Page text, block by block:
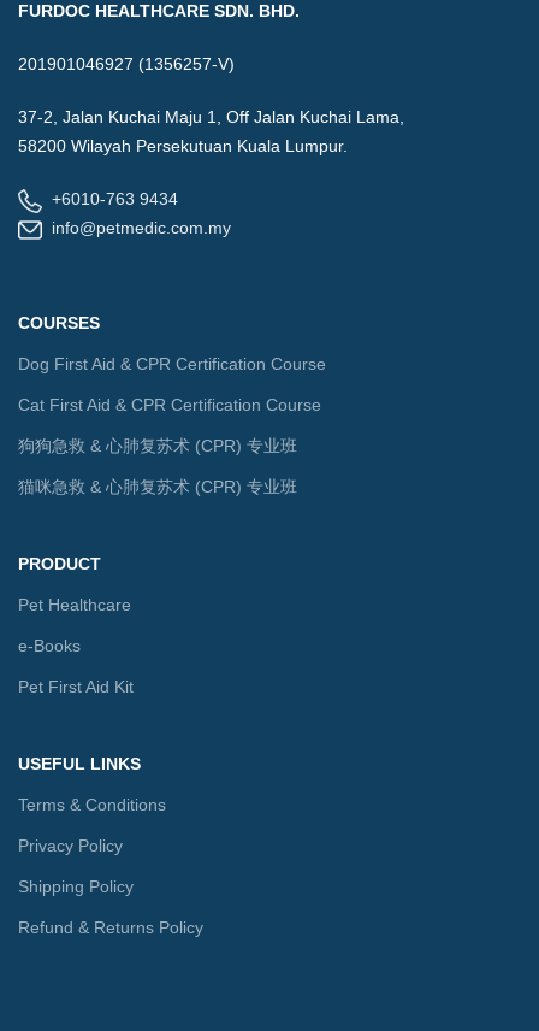
FURDOC HEALTHCARE SDN. BHD.
201901046927 (1356257-V)
37-2, Jalan Kuchai Maju 1, Off Jalan Kuchai Lama,
58200 Wilayah Persekutuan Kuala Lumpur.
+6010-763 9434
info@petmedic.com.my
COURSES
Dog First Aid & CPR Certification Course
Cat First Aid & CPR Certification Course
狗狗急救 & 心肺复苏术 (CPR) 专业班
猫咪急救 & 心肺复苏术 (CPR) 专业班
PRODUCT
Pet Healthcare
e-Books
Pet First Aid Kit
USEFUL LINKS
Terms & Conditions
Privacy Policy
Shipping Policy
Refund & Returns Policy